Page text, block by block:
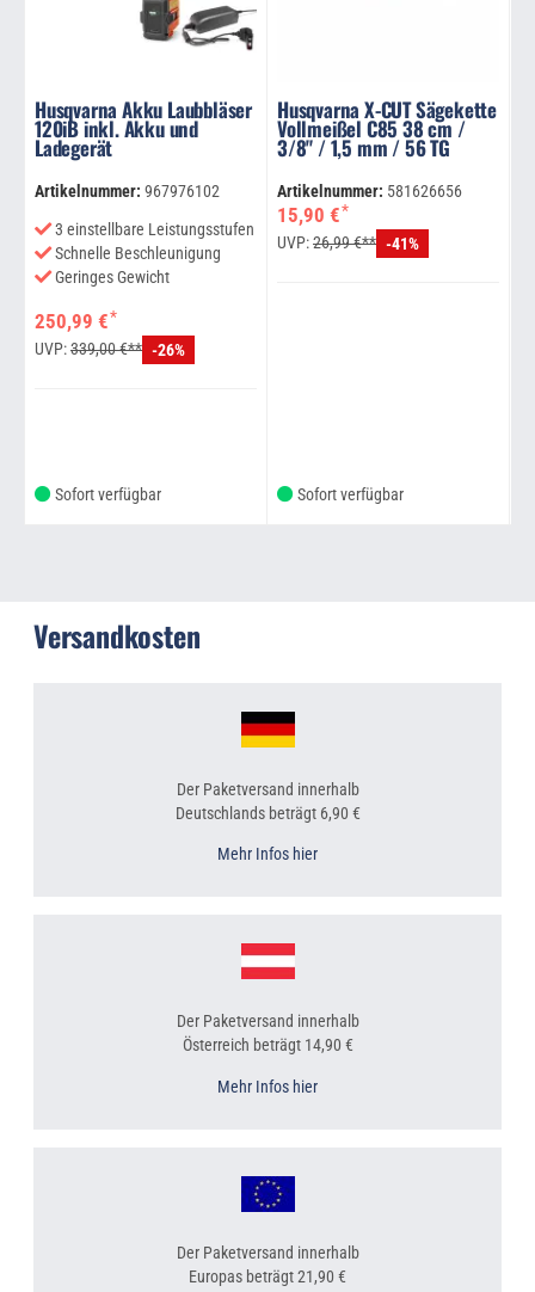
Husqvarna Akku Laubbläser
120iB inkl. Akku und
Ladegerät
Artikelnummer: 967976102
3 einstellbare Leistungsstufen
Schnelle Beschleunigung
Geringes Gewicht
250,99 €*
UVP:339,00 €** -26%
Sofort verfügbar
Husqvarna X-CUT Sägekette
Vollmeißel C85 38 cm /
3/8" / 1,5 mm / 56 TG
Artikelnummer: 581626656
15,90 €*
UVP:26,99 €** -41%
Sofort verfügbar
Versandkosten
Der Paketversand innerhalb
Deutschlands beträgt 6,90 €
Mehr Infos hier
Der Paketversand innerhalb
Österreich beträgt 14,90 €
Mehr Infos hier
Der Paketversand innerhalb
Europas beträgt 21,90 €